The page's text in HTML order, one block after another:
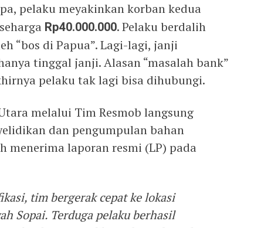
pelaku meyakinkan korban kedua
Rp40.000.000. Pelaku berdalih
“bos di Papua”. Lagi-lagi, janji
tinggal janji. Alasan “masalah bank”
pelaku tak lagi bisa dihubungi.
melalui Tim Resmob langsung
dan pengumpulan bahan
menerima laporan resmi (LP) pada
tim bergerak cepat ke lokasi
Sopai. Terduga pelaku berhasil